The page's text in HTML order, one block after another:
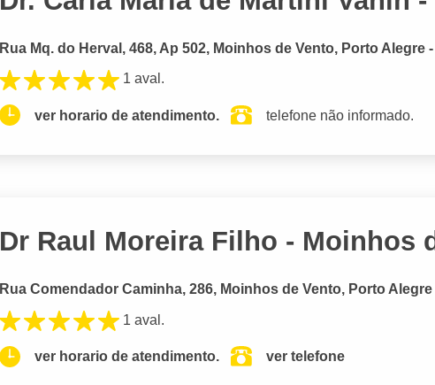
Rua Mq. do Herval, 468, Ap 502, Moinhos de Vento, Porto Alegre -
1 aval.
ver horario de atendimento. telefone não informado.
Dr Raul Moreira Filho - Moinhos
Rua Comendador Caminha, 286, Moinhos de Vento, Porto Alegre
1 aval.
ver horario de atendimento. ver telefone